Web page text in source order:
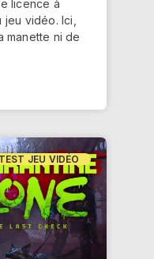
licence à
vidéo. Ici,
manette ni de
TEST JEU VIDÉO